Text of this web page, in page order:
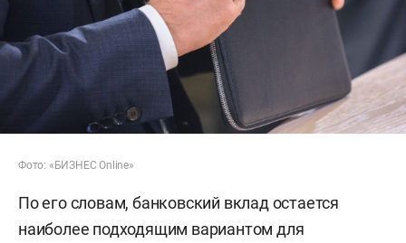
Фото: «БИЗНЕС Online»
По его словам, банковский вклад остается
наиболее подходящим вариантом для